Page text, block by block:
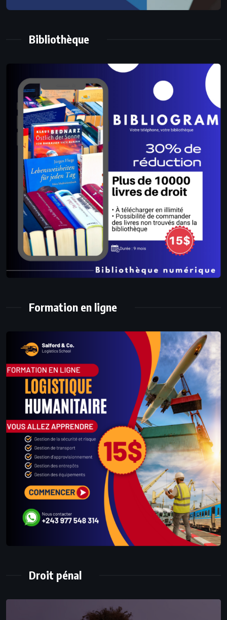
Bibliothèque
Formation en ligne
Droit pénal